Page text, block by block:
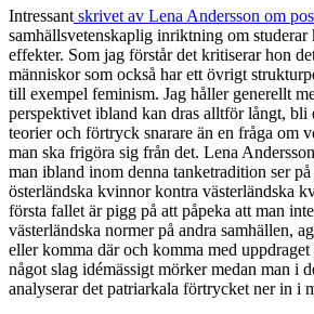
handlar
om.
Intressant skrivet av Lena Andersson om
samhällsvetenskaplig inriktning om studerar
effekter. Som jag förstår det kritiserar hon
människor som också har ett övrigt
till exempel feminism. Jag håller generellt
perspektivet ibland kan dras alltför långt, bli
teorier och förtryck snarare än en fråga om
man ska frigöra sig från det. Lena
man ibland inom denna tanketradition ser
österländska kvinnor kontra västerländska
första fallet är pigg på att påpeka att man
västerländska normer på andra samhällen,
eller komma där och komma med
något slag idémässigt mörker medan man i
analyserar det patriarkala förtrycket ner in i